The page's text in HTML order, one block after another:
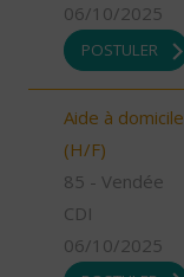
06/10/2025
POSTULER
Aide à
(H/F)
85 - Vendée
CDI
06/10/2025